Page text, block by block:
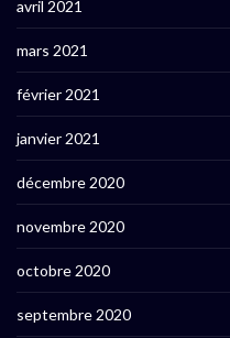
avril 2021
mars 2021
février 2021
janvier 2021
décembre 2020
novembre 2020
octobre 2020
septembre 2020